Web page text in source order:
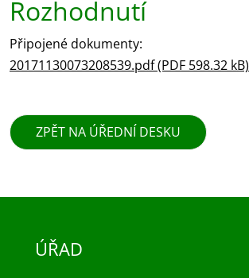
Rozhodnutí
Připojené dokumenty:
20171130073208539.pdf (PDF 598.32 kB)
ZPĚT NA ÚŘEDNÍ DESKU
ÚŘAD